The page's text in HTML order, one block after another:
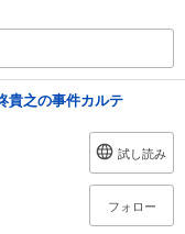
之の事件カルテ
試し読み
フォロー